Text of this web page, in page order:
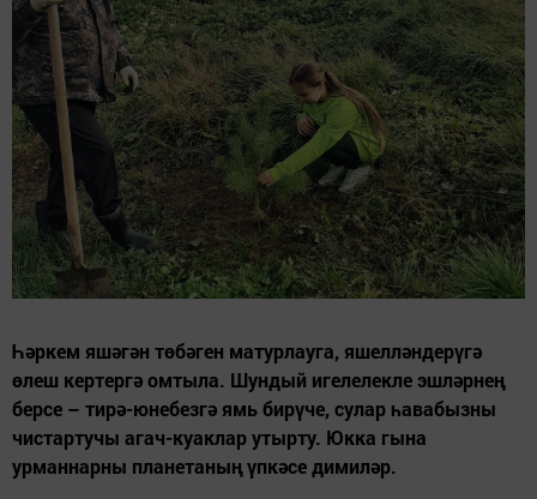
Һәркем яшәгән төбәген матурлауга, яшелләндерүгә
өлеш кертергә омтыла. Шундый игелелекле эшләрнең
берсе – тирә-юнебезгә ямь бирүче, сулар һавабызны
чистартучы агач-куаклар утырту. Юкка гына
урманнарны планетаның үпкәсе димиләр.